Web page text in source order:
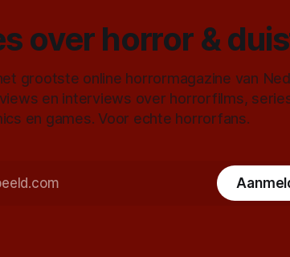
over horror &
grootste online horrormagazine van
en interviews over horrorfilms,
en games. Voor echte horrorfans.